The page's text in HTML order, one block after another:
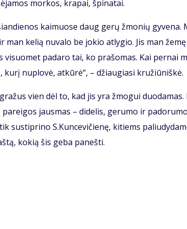
mor­kos, kra­pai, špi­na­tai.
kai­muo­se daug ge­rų žmo­nių gy­ve­na.
man ke­lią nu­va­lo be jo­kio at­ly­gio. Jis man
vi­suo­met pa­da­ro tai, ko pra­šo­mas. Kai per­nai
ku­rį nu­plo­vė, at­kū­rė“, – džiau­gia­si kru­žiū­niš­kė.
vien dėl to, kad jis yra žmo­gui
pa­rei­gos jaus­mas – di­de­lis, ge­ru­mo ir
su­stip­ri­no S.Kun­ce­vi­čie­nę, ki­tiems
ko­kią šis ge­ba pa­neš­ti.